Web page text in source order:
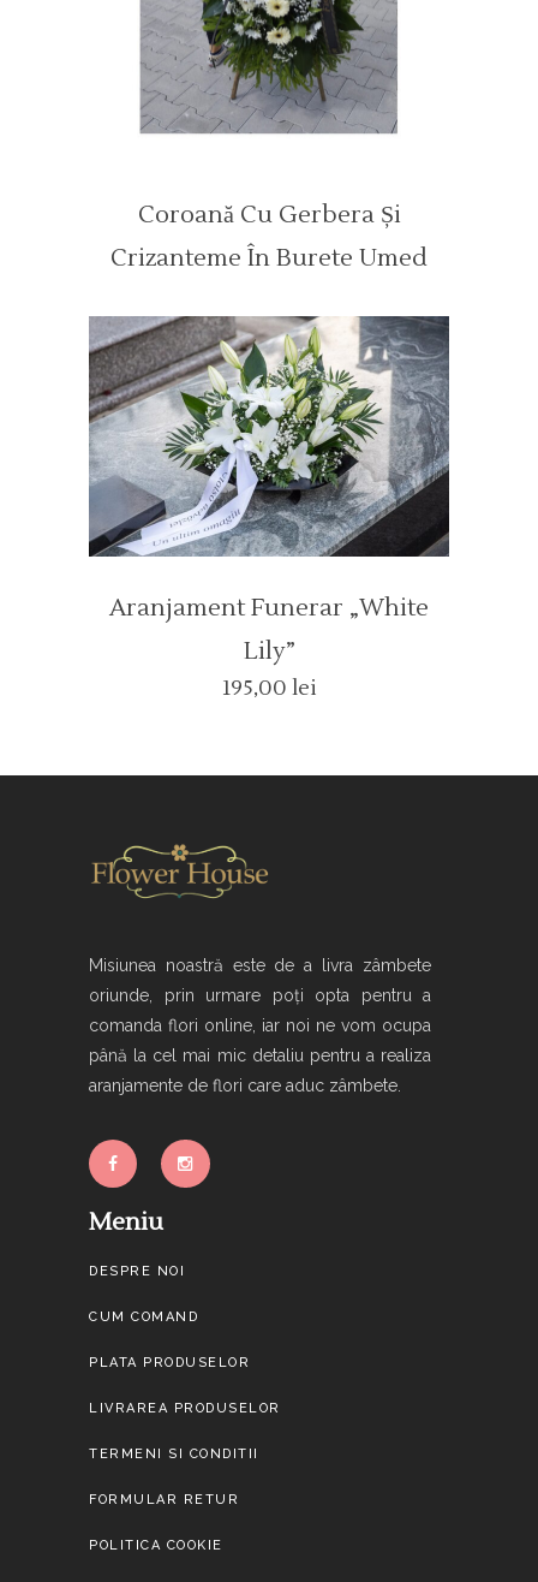
Coroană Cu Gerbera Și
Crizanteme În Burete Umed
Aranjament Funerar „white
Lily”
195,00 lei
Misiunea noastră este de a livra zâmbete
oriunde, prin urmare poți opta pentru a
comanda flori online, iar noi ne vom ocupa
până la cel mai mic detaliu pentru a realiza
aranjamente de flori care aduc zâmbete.
Meniu
DESPRE NOI
CUM COMAND
PLATA PRODUSELOR
LIVRAREA PRODUSELOR
TERMENI SI CONDITII
FORMULAR RETUR
POLITICA COOKIE